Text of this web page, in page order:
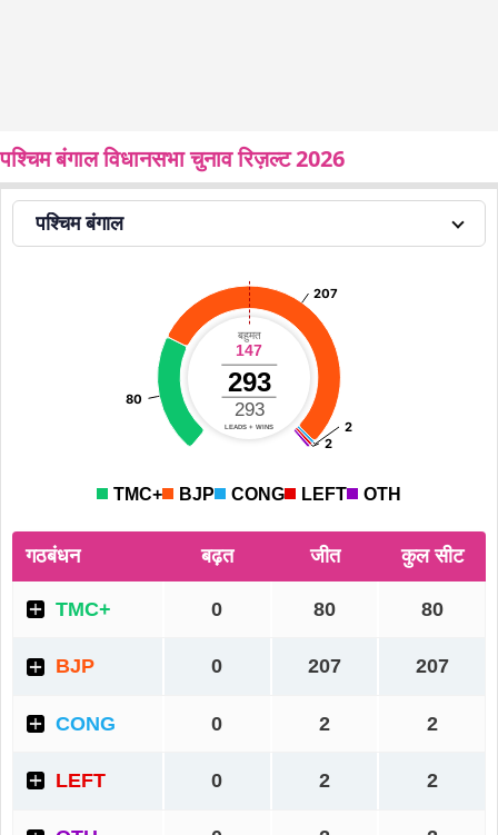
पश्चिम बंगाल विधानसभा चुनाव रिज़ल्ट 2026